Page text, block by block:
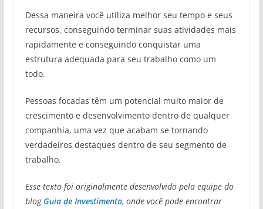
Dessa maneira você utiliza melhor seu tempo e seus
recursos, conseguindo terminar suas atividades mais
rapidamente e conseguindo conquistar uma
estrutura adequada para seu trabalho como um
todo.
Pessoas focadas têm um potencial muito maior de
crescimento e desenvolvimento dentro de qualquer
companhia, uma vez que acabam se tornando
verdadeiros destaques dentro de seu segmento de
trabalho.
Esse texto foi originalmente desenvolvido pela equipe do
blog Guia de Investimento, onde você pode encontrar